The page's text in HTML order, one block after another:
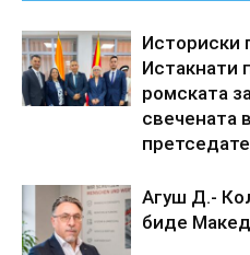
Историски
Истакнати
ромската
свечената
Агуш Д.-
биде